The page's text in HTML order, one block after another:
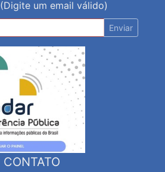
(Digite um email válido)
Enviar
CONTATO